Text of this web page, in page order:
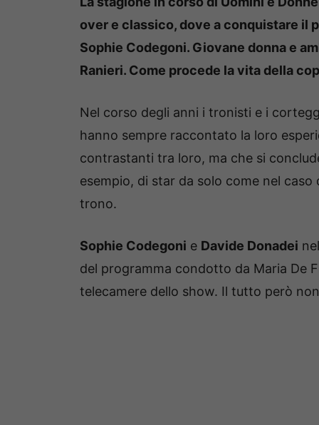
over e classico, dove a conquistare il
Sophie Codegoni. Giovane donna e
Ranieri. Come procede la vita della
Nel corso degli anni i tronisti e i
hanno sempre raccontato la loro
contrastanti tra loro, ma che si
esempio, di star da solo come nel
trono.
Sophie Codegoni e Davide Donadei
del programma condotto da Maria De
telecamere dello show. Il tutto però